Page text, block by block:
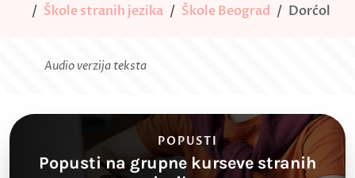
Škole stranih jezika Škole Beograd Dorćol
Audio verzija teksta
POPUSTI
Popusti na grupne kurseve stranih